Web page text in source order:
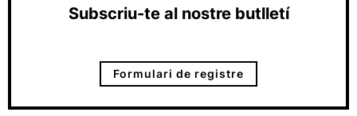
Subscriu-te al nostre butlletí
Formulari de registre